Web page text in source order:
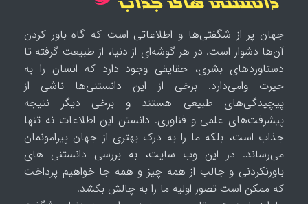
جهان پر از شگفتی‌ها و اطلاعاتی است که گاه باور کردن
آن‌ها دشوار است. در هر گوشه‌ای از دنیا، از طبیعت گرفته تا
دستاوردهای بشری، حقایقی وجود دارد که انسان را به
حیرت وامی‌دارد. برخی از این دانستنی‌ها ناشی از
پیچیدگی‌های طبیعی هستند و برخی دیگر نتیجه
پیشرفت‌های علمی و فناوری. دانستن این اطلاعات نه تنها
جذاب است، بلکه ما را به درک بهتری از جهان پیرامونمان
می‌رساند. در این وب سایت، به بررسی دانستنی های
باورنکردنی و جالب از همه چیز و همه جا خواهیم پرداخت
که ممکن است تصور اولیه ما را به چالش بکشد.